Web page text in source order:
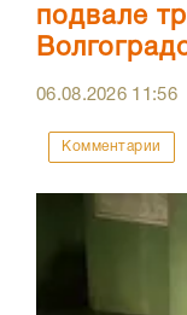
подвале
06.08.2026 11:56
Комментарии